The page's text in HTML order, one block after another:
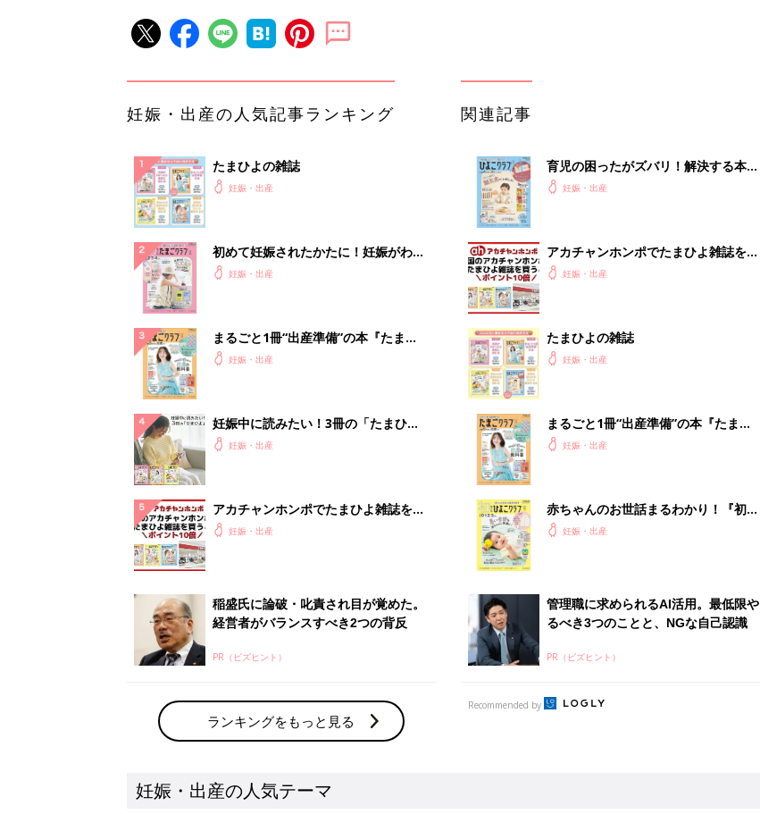
妊娠・出産の人気記事ランキング
たまひよの雑誌
妊娠・出産
初めて妊娠されたかたに！妊娠がわか
ったら最初に読む本『初めてのたまご
妊娠・出産
まるごと1冊“出産準備”の本『たまご
クラブ 夏号』〈スペシャル大特集〉
妊娠・出産
妊娠中に読みたい！3冊の「たまひ
よ」妊娠・出産
アカチャンホンポでたまひよ雑誌を買
うとポイント10倍【期間限定】
妊娠・出産
稲盛氏に論破・叱責され目が覚めた。
経営者がバランスすべき2つの背反
PR（ビズヒント）
ランキングをもっと見る
関連記事
育児の困ったがズバリ！解決する本
『ひよこクラブ 秋号』 4カ月～2才
妊娠・出産
アカチャンホンポでたまひよ雑誌を買
うとポイント10倍【期間限定】
妊娠・出産
たまひよの雑誌
妊娠・出産
まるごと1冊“出産準備”の本『たまご
クラブ 夏号』〈スペシャル大特集〉
妊娠・出産
赤ちゃんのお世話まるわかり！『初め
てのひよこクラブ 夏号』〈巻頭大特
妊娠・出産
管理職に求められるAI活用。最低限や
るべき3つのことと、NGな自己認識
PR（ビズヒント）
Recommended by
妊娠・出産の人気テーマ